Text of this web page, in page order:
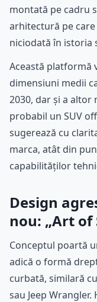
montată pe cadru
arhitectură pe
niciodată în istoria
Această platformă
dimensiuni medii
2030, dar și a
probabil un SUV
sugerează cu
marca, atât din
capabilităților
Design
nou: „Art of
Conceptul poartă
adică o formă
curbată, similară
sau Jeep